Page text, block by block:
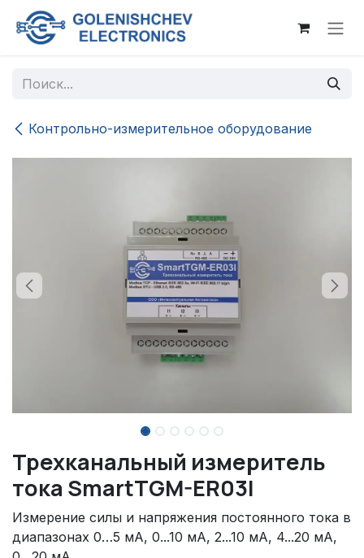
Перейти к содержимому
Контрольно-измерительное оборудование
Трехканальный измеритель
тока SmartTGM-ER03I
Измерение силы и напряжения постоянного тока в
диапазонах 0…5 мА, 0...10 мА, 2...10 мА, 4...20 мА,